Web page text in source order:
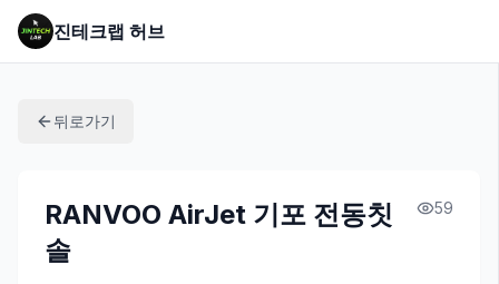
진테크랩 허브
뒤로가기
RANVOO AirJet 기포 전동칫
솔
59